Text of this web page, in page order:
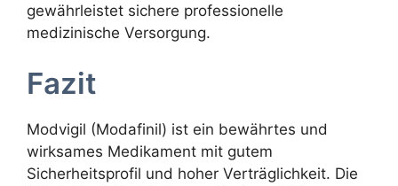
gewährleistet sichere professionelle
medizinische Versorgung.
Fazit
Modvigil (Modafinil) ist ein bewährtes und
wirksames Medikament mit gutem
Sicherheitsprofil und hoher Verträglichkeit. Die